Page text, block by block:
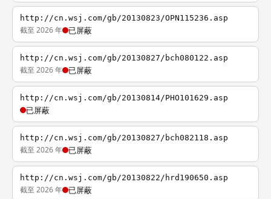
http://cn.wsj.com/gb/20130823/OPN115236.asp
截至 2026 年 已屏蔽
http://cn.wsj.com/gb/20130827/bch080122.asp
截至 2026 年 已屏蔽
http://cn.wsj.com/gb/20130814/PHO101629.asp
已屏蔽
http://cn.wsj.com/gb/20130827/bch082118.asp
截至 2026 年 已屏蔽
http://cn.wsj.com/gb/20130822/hrd190650.asp
截至 2026 年 已屏蔽